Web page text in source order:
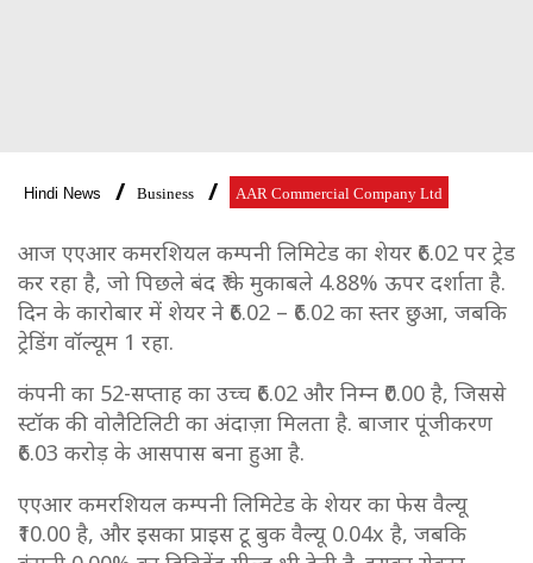
Hindi News Business AAR Commercial Company Ltd
आज एएआर कमरशियल कम्पनी लिमिटेड का शेयर ₹6.02 पर ट्रेड
कर रहा है, जो पिछले बंद ₹ के मुकाबले 4.88% ऊपर दर्शाता है.
दिन के कारोबार में शेयर ने ₹6.02 – ₹6.02 का स्तर छुआ, जबकि
ट्रेडिंग वॉल्यूम 1 रहा.
कंपनी का 52-सप्ताह का उच्च ₹6.02 और निम्न ₹0.00 है, जिससे
स्टॉक की वोलैटिलिटी का अंदाज़ा मिलता है. बाजार पूंजीकरण
₹6.03 करोड़ के आसपास बना हुआ है.
एएआर कमरशियल कम्पनी लिमिटेड के शेयर का फेस वैल्यू
₹10.00 है, और इसका प्राइस टू बुक वैल्यू 0.04x है, जबकि